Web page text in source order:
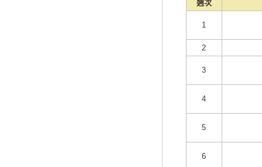
週次
1
2
3
4
5
6